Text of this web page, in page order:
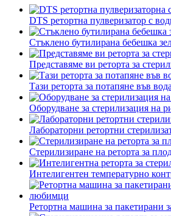
DTS ретортна пулверизатор с
Стъклено бутилирана бебешка
Представяме ви реторта за
Тази реторта за потапяне във
Оборудване за стерилизация на
Лабораторни ретортни
Стерилизиране на реторта за
Интелигентен температурно
Ретортна машина за пакетирани